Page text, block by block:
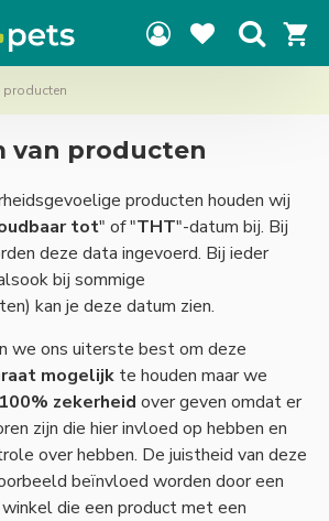
producten
van producten
producten houden wij
tot" of "THT"-datum bij. Bij
deze data ingevoerd. Bij ieder
bij sommige
kan je deze datum zien.
we ons uiterste best om deze
mogelijk te houden maar we
zekerheid over geven omdat er
zijn die hier invloed op hebben en
over hebben. De juistheid van deze
beïnvloed worden door een
die een product met een